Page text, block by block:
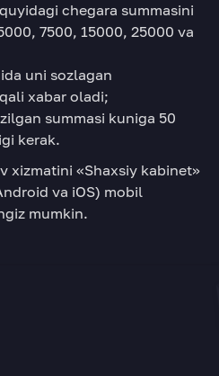
chegara summasini
7500, 15000, 25000 va
uni sozlagan
xabar oladi;
summasi kuniga 50
kerak.
xizmatini «Shaxsiy kabinet»
va iOS) mobil
mumkin.